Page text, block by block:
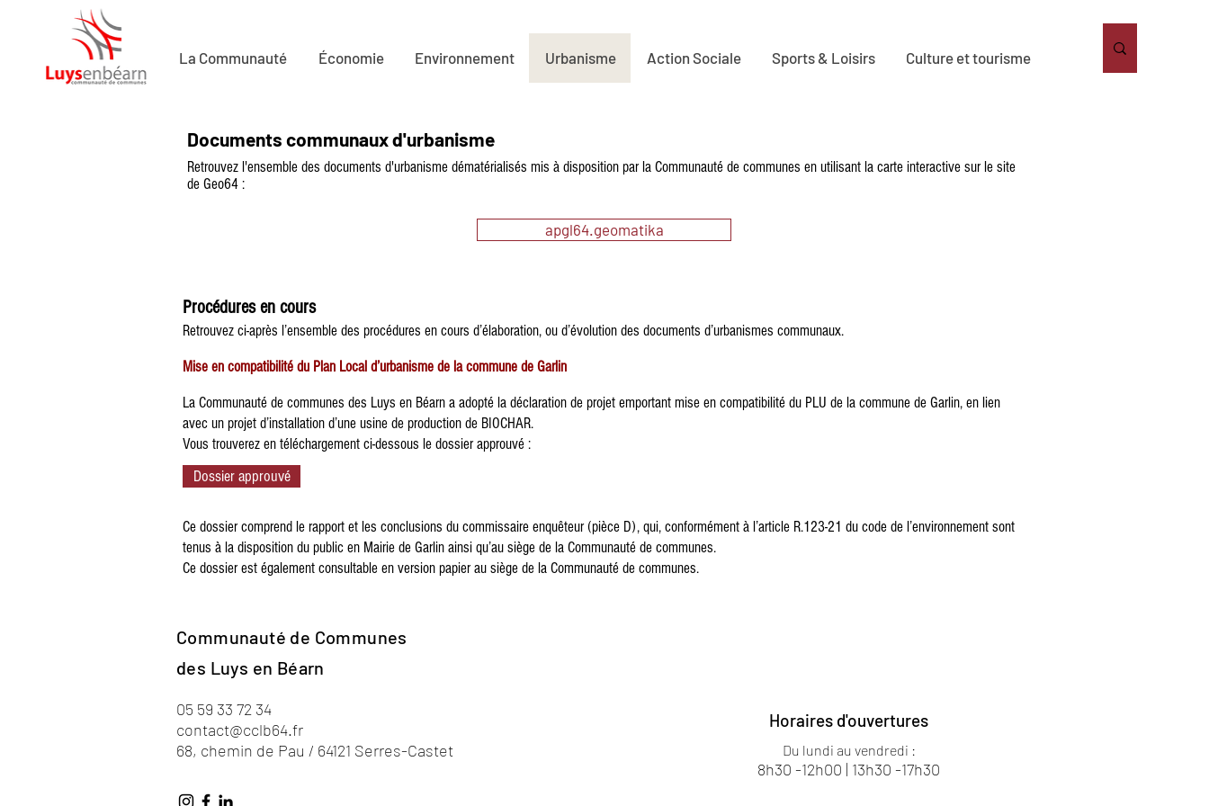
La Communauté Économie Environnement Urbanisme Action Sociale Sports & Loisirs Culture et tourisme
Documents communaux d'urbanisme
Retrouvez l'ensemble des documents d'urbanisme dématérialisés mis à disposition par la Communauté de communes en utilisant la carte interactive sur le site
de Geo64 :
apgl64.geomatika
Procédures en cours
Retrouvez ci-après l’ensemble des procédures en cours d’élaboration, ou d’évolution des documents d’urbanismes communaux.
Mise en compatibilité du Plan Local d’urbanisme de la commune de Garlin
La Communauté de communes des Luys en Béarn a adopté la déclaration de projet emportant mise en compatibilité du PLU de la commune de Garlin, en lien
avec un projet d’installation d’une usine de production de BIOCHAR.
Vous trouverez en téléchargement ci-dessous le dossier approuvé :
Ce dossier comprend le rapport et les conclusions du commissaire enquêteur (pièce D), qui, conformément à l’article R.123-21 du code de l’environnement sont
tenus à la disposition du public en Mairie de Garlin ainsi qu’au siège de la Communauté de communes.
Ce dossier est également consultable en version papier au siège de la Communauté de communes.
Dossier approuvé
Communauté de Communes
des Luys en Béarn
05 59 33 72 34
contact@cclb64.fr
68, chemin de Pau / 64121 Serres-Castet
Horaires d'ouvertures
Du lundi au vendredi :
8h30 -12h00 | 13h30 -17h30